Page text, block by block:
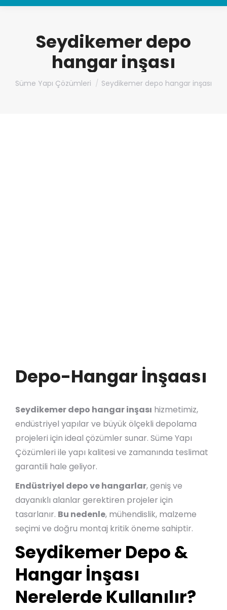
Seydikemer depo
hangar inşası
You are here:
Süme Yapı Çözümleri Seydikemer depo hangar inşası
Depo-Hangar İnşaası
Seydikemer depo hangar inşası hizmetimiz,
endüstriyel yapılar ve büyük ölçekli depolama
projeleri için ideal çözümler sunar. Süme Yapı
Çözümleri ile yapı kalitesi ve zamanında teslimat
garantili hale geliyor.
Endüstriyel depo ve hangarlar, geniş ve
dayanıklı alanlar gerektiren projeler için
tasarlanır. Bu nedenle, mühendislik, malzeme
seçimi ve doğru montaj kritik öneme sahiptir.
Seydikemer Depo &
Hangar İnşası
Nerelerde Kullanılır?